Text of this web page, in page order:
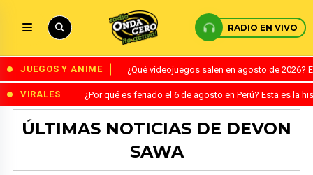
RADIO EN VIVO
JUEGOS Y ANIME ¿Qué videojuegos salen en agosto de
VIRALES ¿Por qué es feriado el 6 de agosto en Perú? Esta es la
ÚLTIMAS NOTICIAS DE DEVON
SAWA